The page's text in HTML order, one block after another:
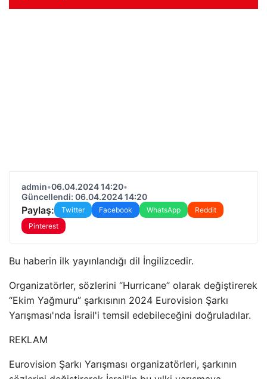
admin•06.04.2024 14:20•
Güncellendi: 06.04.2024 14:20
Paylaş: Twitter Facebook WhatsApp
Reddit
Pinterest
Bu haberin ilk yayınlandığı dil İngilizcedir.
Organizatörler, sözlerini “Hurricane” olarak değiştirerek
“Ekim Yağmuru” şarkısının 2024 Eurovision Şarkı
Yarışması'nda İsrail'i temsil edebileceğini doğruladılar.
REKLAM
Eurovision Şarkı Yarışması organizatörleri, şarkının